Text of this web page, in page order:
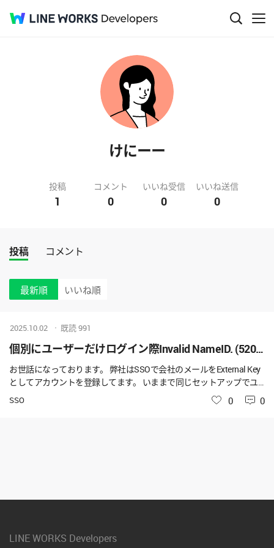
けにーー
投稿
1
コメント
0
いいね受信
0
いいね送信
0
投稿 コメント
最新順 いいね順
個別にユーザーだけログイン際Invalid NameID. (520)エラー発生してます
お世話になっております。 弊社はSSOで会社のメールをExternal Key
としてアカウントを登録してます。 いままで同じセットアップでユ
ーザーは問題なくログインできますが、先月登録した一名のユーザ
ーがログイン際にInvalid NameID. (520)というエラーが発生してま
助かります。 よろしくお願いいたします。
SSO
2025.10.02 既読991
いいね
0 0
LINE WORKS Developers